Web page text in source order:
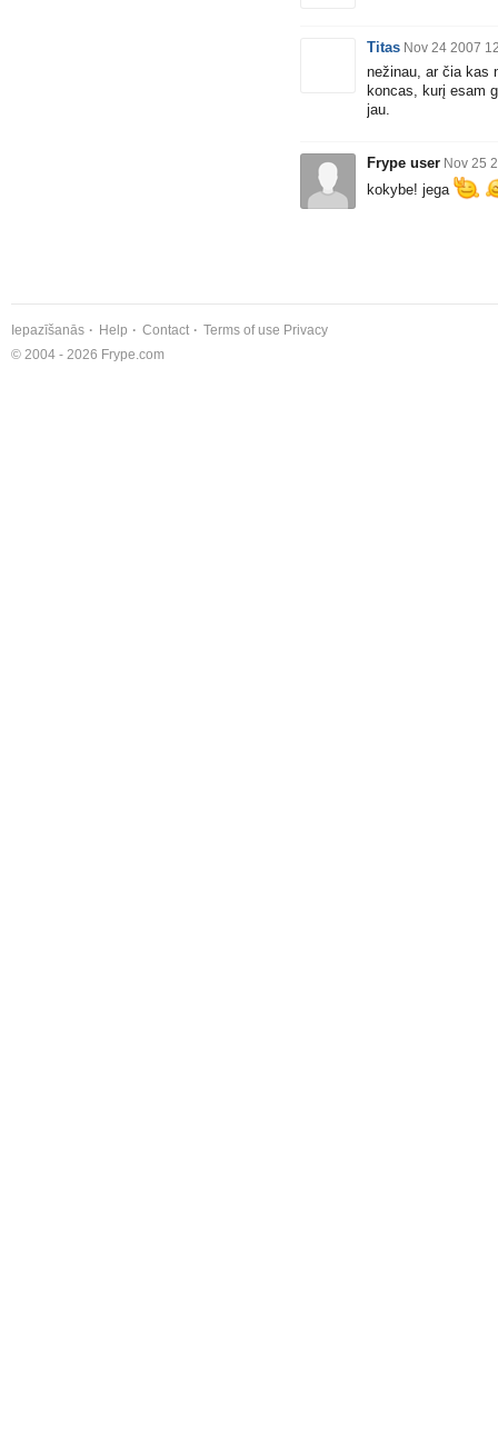
Titas Nov 24 2007
nežinau, ar čia kas
koncas, kurį esam
jau.
Frype user Nov 25
kokybe! jega
Iepazīšanās Help Contact Terms of use Privacy
© 2004 - 2026 Frype.com